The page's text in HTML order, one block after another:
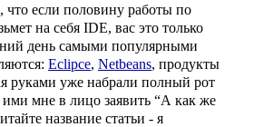
что если половину работы по
на себя IDE, вас это только
день самыми популярными
Eclipce, Netbeans
руками уже набрали полный рот
мне в лицо заявить “А как же
название статьи - я